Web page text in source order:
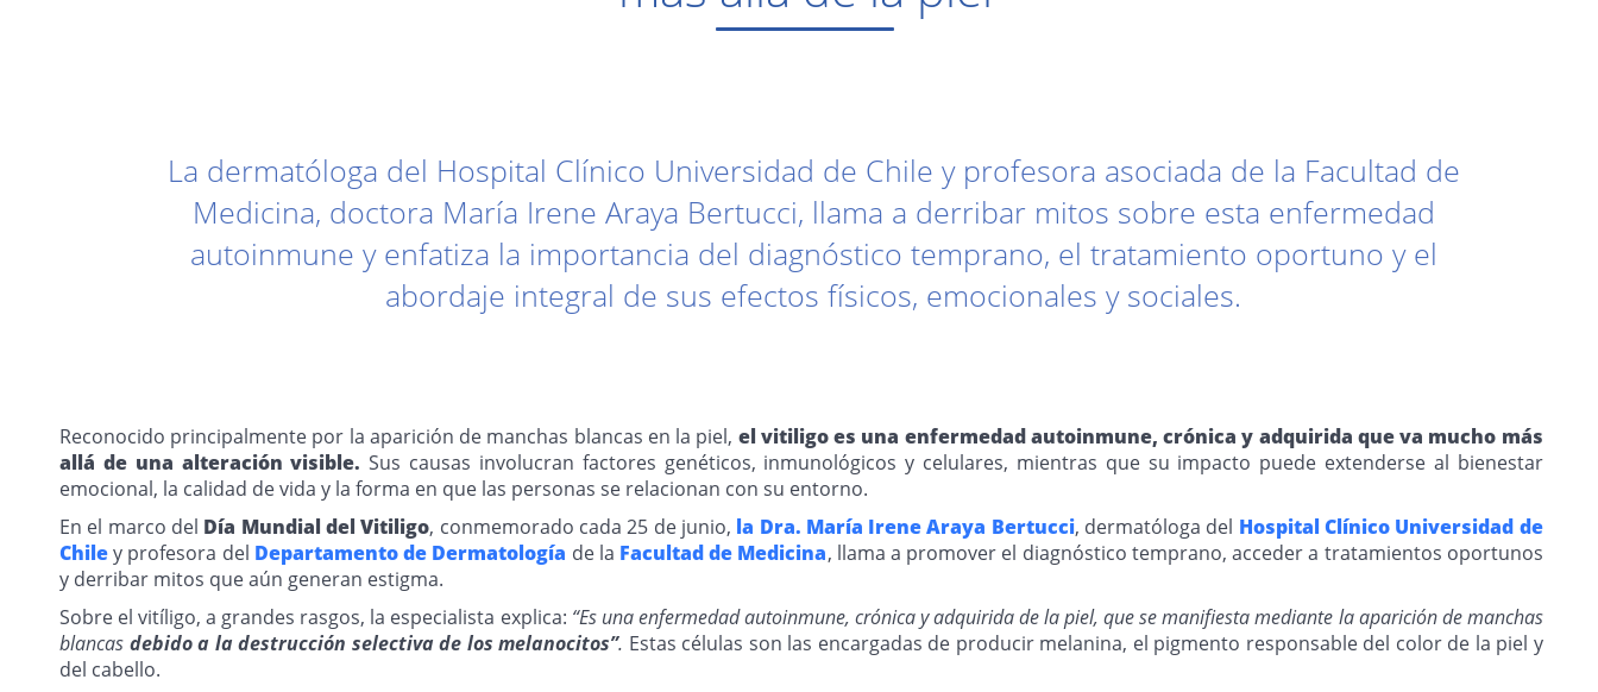
La dermatóloga del Hospital Clínico Universidad de Chile y profesora asociada de la Facultad de
Medicina, doctora María Irene Araya Bertucci, llama a derribar mitos sobre esta enfermedad
autoinmune y enfatiza la importancia del diagnóstico temprano, el tratamiento oportuno y el
abordaje integral de sus efectos físicos, emocionales y sociales.
Reconocido principalmente por la aparición de manchas blancas en la piel, el vitiligo es una enfermedad autoinmune, crónica y adquirida que va mucho más
allá de una alteración visible. Sus causas involucran factores genéticos, inmunológicos y celulares, mientras que su impacto puede extenderse al bienestar
emocional, la calidad de vida y la forma en que las personas se relacionan con su entorno.
En el marco del Día Mundial del Vitiligo, conmemorado cada 25 de junio, la Dra. María Irene Araya Bertucci, dermatóloga del Hospital Clínico Universidad de
Chiley profesora del Departamento de Dermatología de la Facultad de Medicina, llama a promover el diagnóstico temprano, acceder a tratamientos oportunos
y derribar mitos que aún generan estigma.
Sobre el vitíligo, a grandes rasgos, la especialista explica: “Es una enfermedad autoinmune, crónica y adquirida de la piel, que se manifiesta mediante la aparición de manchas
blancas debido a la destrucción selectiva de los melanocitos”. Estas células son las encargadas de producir melanina, el pigmento responsable del color de la piel y
del cabello.